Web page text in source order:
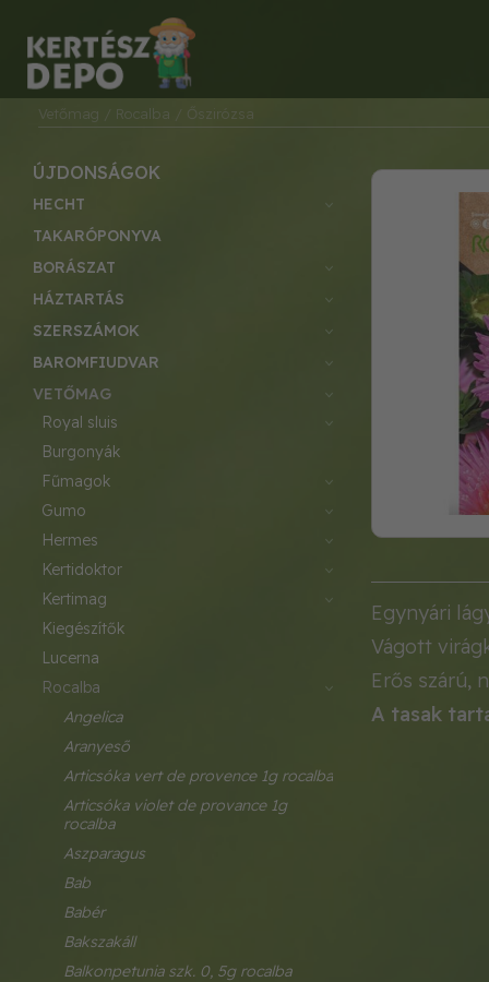
Vetőmag / Rocalba / Őszirózsa
Egynyári
Vágott
Erős szárú,
A tasak
ÚJDONSÁGOK
HECHT
TAKARÓPONYVA
BORÁSZAT
HÁZTARTÁS
SZERSZÁMOK
BAROMFIUDVAR
VETŐMAG
royal sluis
burgonyák
fűmagok
gumo
hermes
kertidoktor
kertimag
kiegészítők
lucerna
rocalba
angelica
aranyeső
articsóka vert de provence 1g rocalba
articsóka violet de provance 1g
rocalba
aszparagus
bab
babér
bakszakáll
balkonpetunia szk. 0, 5g rocalba